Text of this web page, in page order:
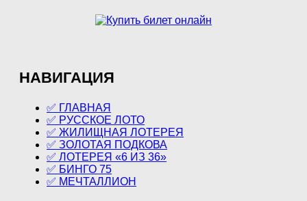
НАВИГАЦИЯ
✅ ГЛАВНАЯ
✅ РУССКОЕ ЛОТО
✅ ЖИЛИЩНАЯ ЛОТЕРЕЯ
✅ ЗОЛОТАЯ ПОДКОВА
✅ ЛОТЕРЕЯ «6 ИЗ 36»
✅ БИНГО 75
✅ МЕЧТАЛЛИОН